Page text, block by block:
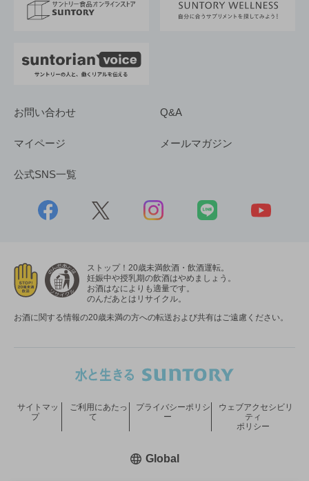
採用情報
お問い合わせ Q&A
マイページ メールマガジン
公式SNS一覧
ストップ！20歳未満飲酒・飲酒運転。
妊娠中や授乳期の飲酒はやめましょう。
お酒はなによりも適量です。
のんだあとはリサイクル。
お酒に関する情報の20歳未満の方への転送および共有はご遠慮ください。
サイトマッ
プ
ご利用にあたっ
て
プライバシーポリシ
ー
ウェブアクセシビリ
ティ
ポリシー
Global新しいウィンドウで開く